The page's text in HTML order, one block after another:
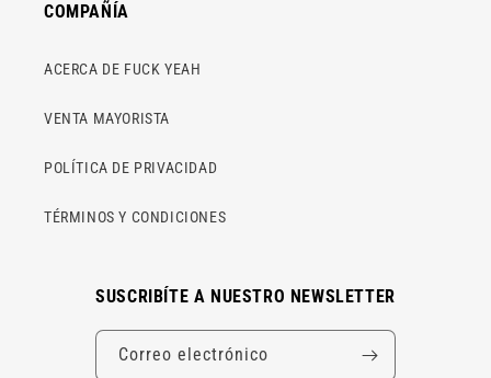
COMPAÑÍA
ACERCA DE FUCK YEAH
VENTA MAYORISTA
POLÍTICA DE PRIVACIDAD
TÉRMINOS Y CONDICIONES
SUSCRIBÍTE A NUESTRO NEWSLETTER
Correo electrónico